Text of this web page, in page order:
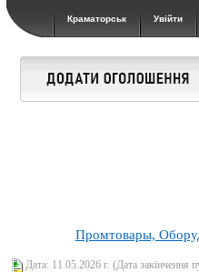
Краматорськ Увійти
Промтовары,
Дата: 11.05.2026 г. (Дата закінчення